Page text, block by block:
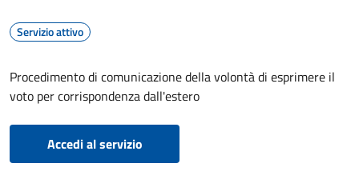
Servizio attivo
Procedimento di comunicazione della volontà di esprimere il
voto per corrispondenza dall'estero
Accedi al servizio